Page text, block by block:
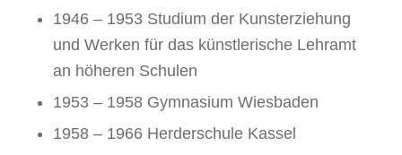
1946 – 1953 Studium der Kunsterziehung
und Werken für das künstlerische Lehramt
an höheren Schulen
1953 – 1958 Gymnasium Wiesbaden
1958 – 1966 Herderschule Kassel